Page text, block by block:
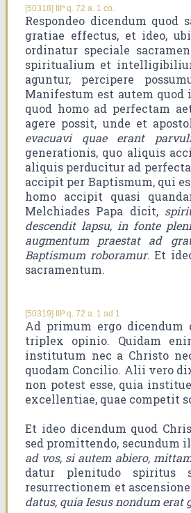
[50318] IIIª q. 72 a. 1 co.
Respondeo dicendum quod
gratiae effectus, et ideo,
ordinatur speciale
spiritualium et
aguntur, percipere
Manifestum est autem
quod homo ad perfectam
agere possit, unde et
evacuavi quae erant
generationis, quo aliquis
aliquis perducitur ad
accipit per Baptismum, qui
homo accipit quasi
Melchiades Papa dicit,
descendit lapsu, in fonte
augmentum praestat ad
Baptismum roboramur. Et
sacramentum.
[50319] IIIª q. 72 a. 1 ad 1
Ad primum ergo
triplex opinio. Quidam
institutum nec a Christo
quodam Concilio. Alii vero
non potest esse, quia
excellentiae, quae competit
Et ideo dicendum quod
sed promittendo, secundum
ad vos, si autem abiero,
datur plenitudo spiritus
resurrectionem et
datus, quia Iesus nondum erat